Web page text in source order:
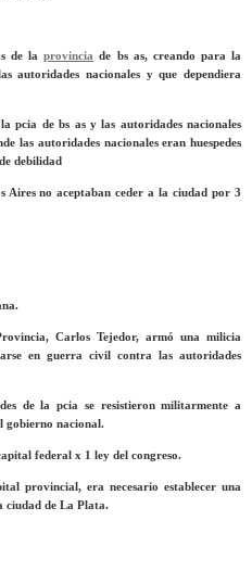
de laprovincia de bs as, creando para la
autoridades nacionales y que dependiera
pcia de bs as y las autoridades nacionales
las autoridades nacionales eran huespedes
debilidad
Aires no aceptaban ceder a la ciudad por 3
Carlos Tejedor, armó una milicia
en guerra civil contra las autoridades
de la pcia se resistieron militarmente a
gobierno nacional.
federal x 1 ley del congreso.
provincial, era necesario establecer una
ciudad de La Plata.